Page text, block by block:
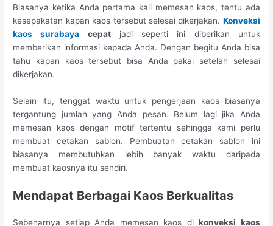
Biasanya ketika Anda pertama kali memesan kaos, tentu ada
kesepakatan kapan kaos tersebut selesai dikerjakan. Konveksi
kaos surabaya cepatjadi seperti ini diberikan untuk
memberikan informasi kepada Anda. Dengan begitu Anda bisa
tahu kapan kaos tersebut bisa Anda pakai setelah selesai
dikerjakan.
Selain itu, tenggat waktu untuk pengerjaan kaos biasanya
tergantung jumlah yang Anda pesan. Belum lagi jika Anda
memesan kaos dengan motif tertentu sehingga kami perlu
membuat cetakan sablon. Pembuatan cetakan sablon ini
biasanya membutuhkan lebih banyak waktu daripada
membuat kaosnya itu sendiri.
Mendapat Berbagai Kaos Berkualitas
Sebenarnya setiap Anda memesan kaos dikonveksi kaos